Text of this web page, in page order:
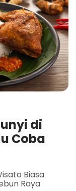
di
Coba
Biasa
Raya